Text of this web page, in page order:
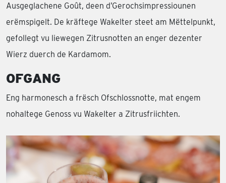
Ausgeglachene Goût, deen d’Gerochsimpressiounen
erëmspigelt. De kräftege Wakelter steet am Mëttelpunkt,
gefollegt vu liewegen Zitrusnotten an enger dezenter
Wierz duerch de Kardamom.
OFGANG
Eng harmonesch a frësch Ofschlossnotte, mat engem
nohaltege Genoss vu Wakelter a Zitrusfriichten.